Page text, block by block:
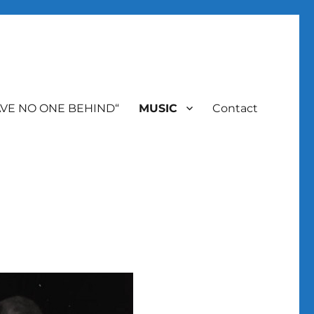
NO ONE BEHIND“ MUSIC Contact